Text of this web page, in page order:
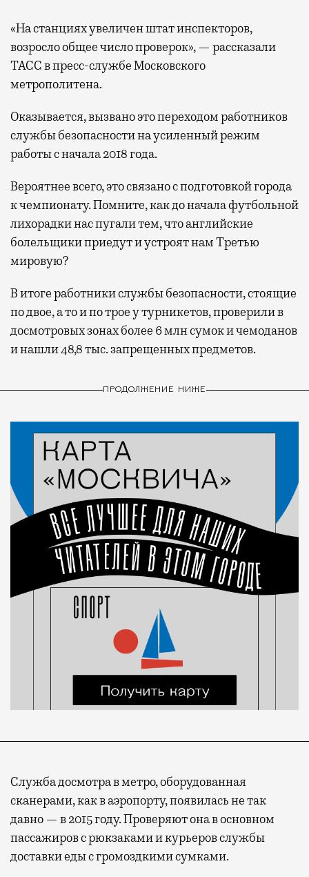
«На станциях увеличен штат инспекторов,
возросло общее число проверок», — рассказали
ТАСС в пресс-службе Московского
метрополитена.
Оказывается, вызвано это переходом работников
службы безопасности на усиленный режим
работы с начала 2018 года.
Вероятнее всего, это связано с подготовкой города
к чемпионату. Помните, как до начала футбольной
лихорадки нас пугали тем, что английские
болельщики приедут и устроят нам Третью
мировую?
В итоге работники службы безопасности, стоящие
по двое, а то и по трое у турникетов, проверили в
досмотровых зонах более 6 млн сумок и чемоданов
и нашли 48,8 тыс. запрещенных предметов.
ПРОДОЛЖЕНИЕ НИЖЕ
Служба досмотра в метро, оборудованная
сканерами, как в аэропорту, появилась не так
давно — в 2015 году. Проверяют она в основном
пассажиров с рюкзаками и курьеров службы
доставки еды с громоздкими сумками.